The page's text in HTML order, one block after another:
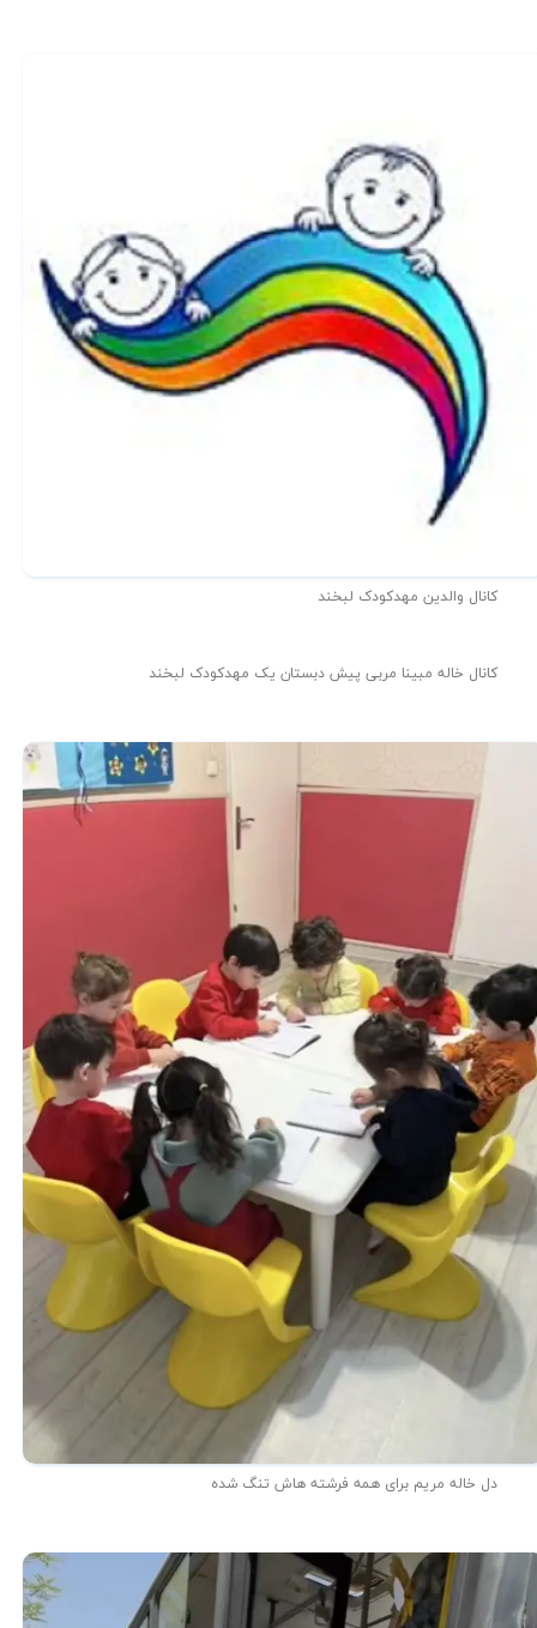
کانال والدین مهدکودک لبخند
کانال خاله مبینا مربی پیش دبستان یک مهدکودک لبخند
دل خاله مریم برای همه فرشته هاش تنگ شده